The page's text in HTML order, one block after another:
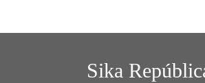
Sika